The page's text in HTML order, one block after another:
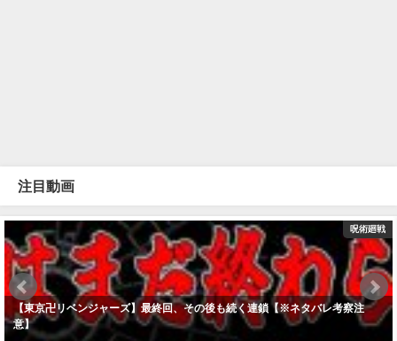
注目動画
呪術廻戦
【東京卍リベンジャーズ】最終回、その後も続く連鎖【※ネタバレ考察注
意】